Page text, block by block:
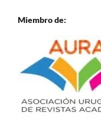
Miembro de: